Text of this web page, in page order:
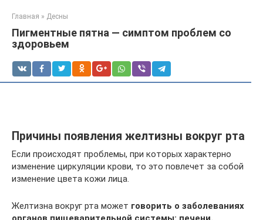
Главная » Десны
Пигментные пятна — симптом проблем со
здоровьем
Причины появления желтизны вокруг рта
Если происходят проблемы, при которых характерно
изменение циркуляции крови, то это повлечет за собой
изменение цвета кожи лица.
Желтизна вокруг рта может говорить о заболеваниях